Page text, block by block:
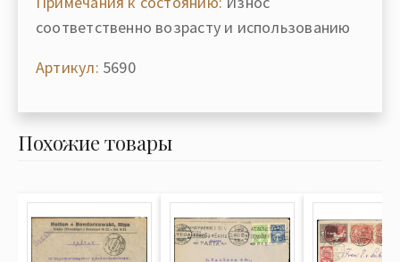
соответственно возрасту и использованию
Артикул: 5690
Похожие товары